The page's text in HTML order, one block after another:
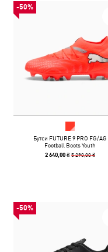
-50%
Бутси FUTURE 9 PRO FG/AG
Football Boots Youth
2 640,00 ₴5 290,00 ₴
-50%